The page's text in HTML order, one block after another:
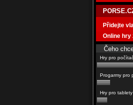
Přidejte
Online hry
Čeho